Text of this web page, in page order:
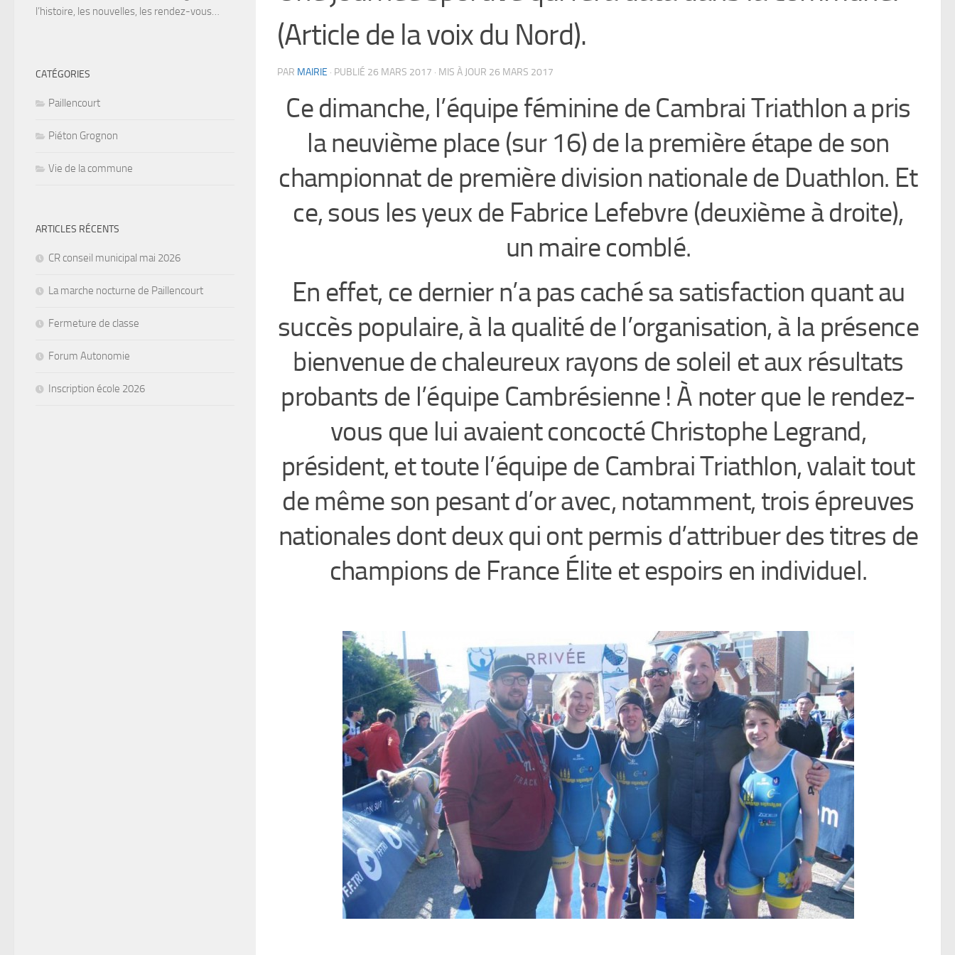
(Article de la voix du Nord).
PAR MAIRIE · PUBLIÉ 26 MARS 2017 · MIS À JOUR 26 MARS 2017
Ce dimanche, l’équipe féminine de Cambrai Triathlon a pris
la neuvième place (sur 16) de la première étape de son
championnat de première division nationale de Duathlon. Et
ce, sous les yeux de Fabrice Lefebvre (deuxième à droite),
un maire comblé.
En effet, ce dernier n’a pas caché sa satisfaction quant au
succès populaire, à la qualité de l’organisation, à la présence
bienvenue de chaleureux rayons de soleil et aux résultats
probants de l’équipe Cambrésienne ! À noter que le rendez-
vous que lui avaient concocté Christophe Legrand,
président, et toute l’équipe de Cambrai Triathlon, valait tout
de même son pesant d’or avec, notamment, trois épreuves
nationales dont deux qui ont permis d’attribuer des titres de
champions de France Élite et espoirs en individuel.
l’histoire, les nouvelles, les rendez-vous…
CATÉGORIES
Paillencourt
Piéton Grognon
Vie de la commune
ARTICLES RÉCENTS
CR conseil municipal mai 2026
La marche nocturne de Paillencourt
Fermeture de classe
Forum Autonomie
Inscription école 2026